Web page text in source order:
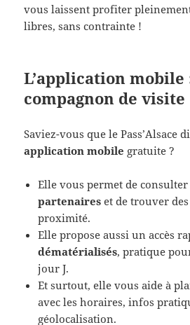
vous laissent profiter
libres, sans contrainte !
L’application mobile
compagnon de visite
Saviez-vous que le Pass’Alsace
application mobile gratuite ?
Elle vous permet de
partenaires et de trouver
proximité.
Elle propose aussi un accès
dématérialisés, pratique
jour J.
Et surtout, elle vous aide à
avec les horaires, infos
géolocalisation.